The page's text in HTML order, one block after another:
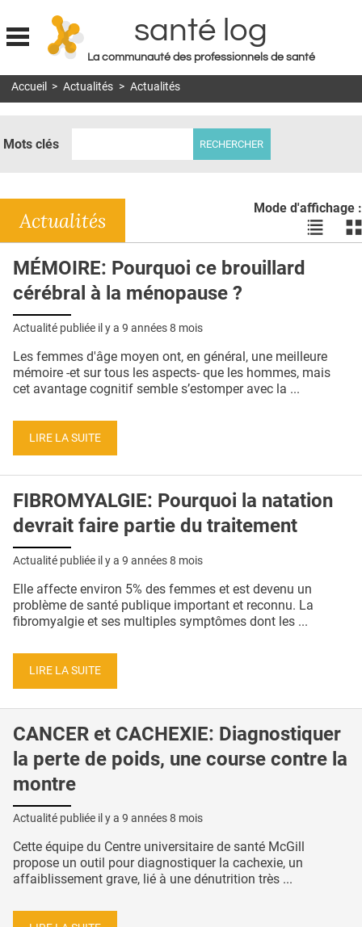
Jump to navigation
santé log
La communauté des professionnels de santé
MON COMPTE
DOSSIERS
RÉSEAUX
E-REVUE SAD
QUI SOMMES-NOUS ?
CONDITIONS GÉNÉRALES
CRÉDITS
Accueil > Actualités > Actualités
Mots clés
Mode d'affichage :
Voir
les
les
Actualités
MÉMOIRE: Pourquoi ce brouillard
cérébral à la ménopause ?
Actualité publiée il y a 9 années 8 mois
Les femmes d'âge moyen ont, en général, une meilleure
mémoire -et sur tous les aspects- que les hommes, mais
cet avantage cognitif semble s’estomper avec la ...
LIRE LA SUITE
FIBROMYALGIE: Pourquoi la natation
devrait faire partie du traitement
Actualité publiée il y a 9 années 8 mois
Elle affecte environ 5% des femmes et est devenu un
problème de santé publique important et reconnu. La
fibromyalgie et ses multiples symptômes dont les ...
LIRE LA SUITE
CANCER et CACHEXIE: Diagnostiquer
la perte de poids, une course contre la
montre
Actualité publiée il y a 9 années 8 mois
Cette équipe du Centre universitaire de santé McGill
propose un outil pour diagnostiquer la cachexie, un
affaiblissement grave, lié à une dénutrition très ...